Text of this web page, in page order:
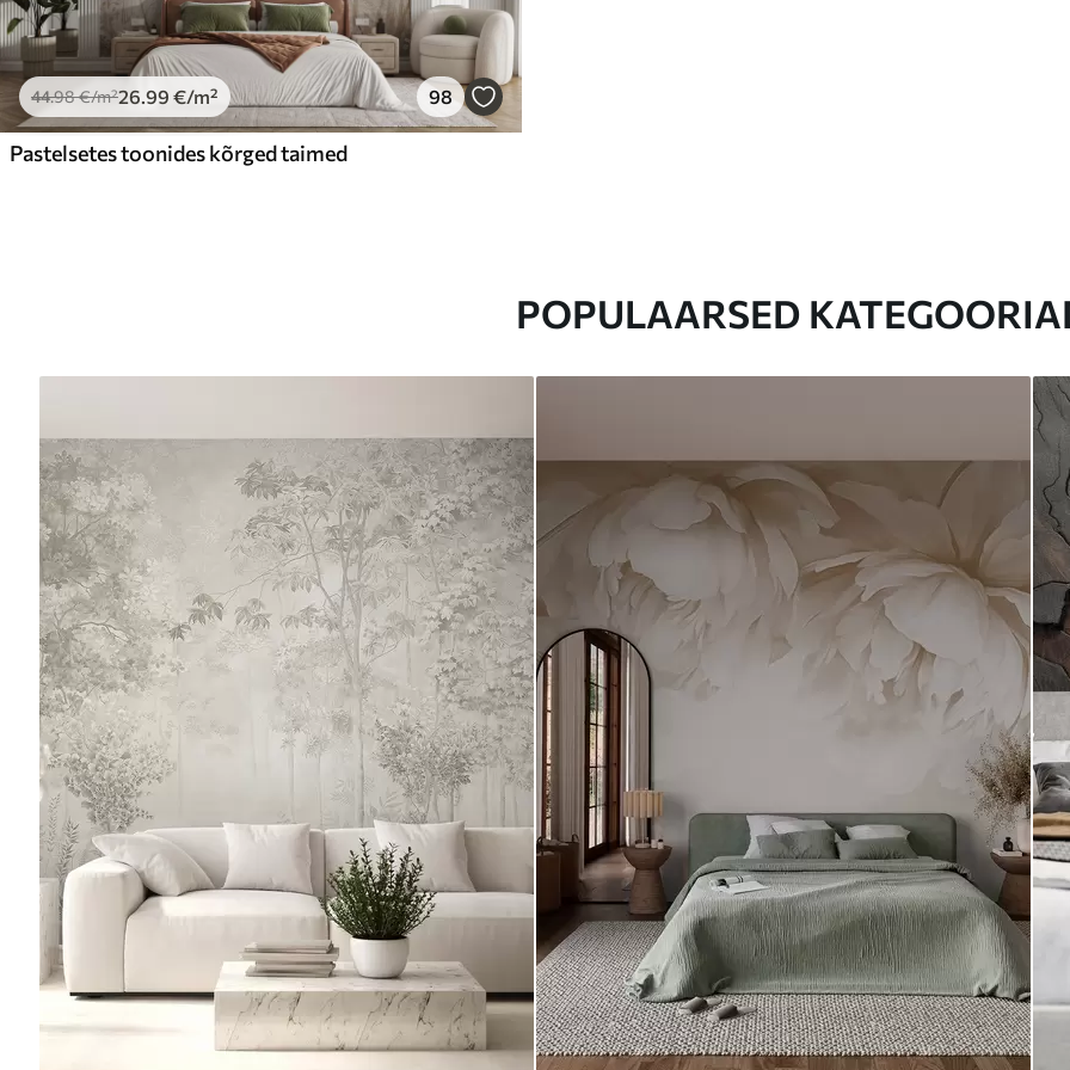
44.98€/m²26 .99 €/m² 98
Pastelsetes toonides kõrged taimed
POPULAARSED